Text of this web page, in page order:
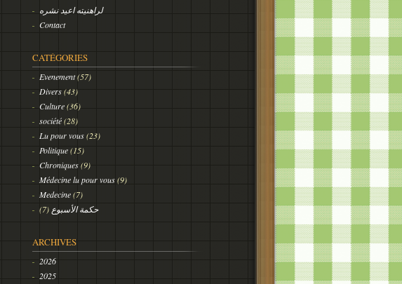
لراهنيته اعيد نشره
Contact
CATÉGORIES
Evenement(57)
Divers(43)
Culture(36)
société(28)
Lu pour vous(23)
Politique(15)
Chroniques(9)
Médecine lu pour vous(9)
Medecine(7)
حكمة الأسبوع (7)
ARCHIVES
2026
2025